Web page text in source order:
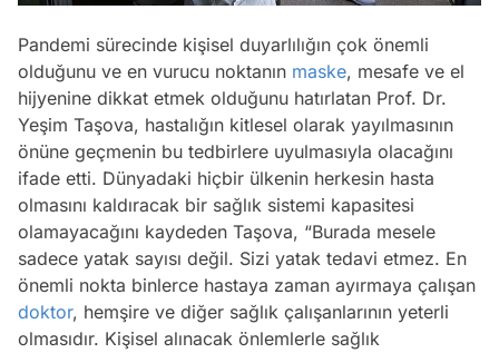
Pandemi sürecinde kişisel duyarlılığın çok önemli
olduğunu ve en vurucu noktanın maske, mesafe ve el
hijyenine dikkat etmek olduğunu hatırlatan Prof. Dr.
Yeşim Taşova, hastalığın kitlesel olarak yayılmasının
önüne geçmenin bu tedbirlere uyulmasıyla olacağını
ifade etti. Dünyadaki hiçbir ülkenin herkesin hasta
olmasını kaldıracak bir sağlık sistemi kapasitesi
olamayacağını kaydeden Taşova, “Burada mesele
sadece yatak sayısı değil. Sizi yatak tedavi etmez. En
önemli nokta binlerce hastaya zaman ayırmaya çalışan
doktor, hemşire ve diğer sağlık çalışanlarının yeterli
olmasıdır. Kişisel alınacak önlemlerle sağlık